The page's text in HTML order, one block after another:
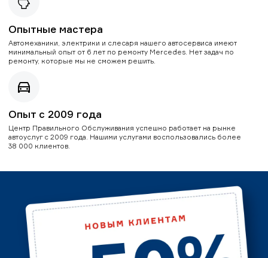
Опытные мастера
Автомеханики, электрики и слесаря нашего автосервиса имеют
минимальный опыт от 6 лет по ремонту Mercedes. Нет задач по
ремонту, которые мы не сможем решить.
Опыт с 2009 года
Центр Правильного Обслуживания успешно работает на рынке
автоуслуг с 2009 года. Нашими услугами воспользовались более
38 000 клиентов.